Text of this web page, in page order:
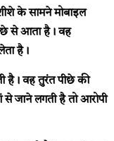
के सामने मोबाइल
से आता है। वह
है।
है। वह तुरंत पीछे की
जाने लगती है तो आरोपी